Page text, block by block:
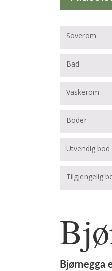
Soverom
Bad
Vaskerom
Boder
Utvendig bod
Tilgjengelig
Bjørnegga